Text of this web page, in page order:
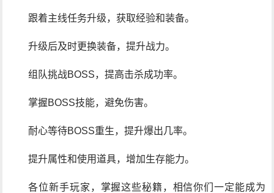
跟着主线任务升级，获取经验和装备。
升级后及时更换装备，提升战力。
组队挑战BOSS，提高击杀成功率。
掌握BOSS技能，避免伤害。
耐心等待BOSS重生，提升爆出几率。
提升属性和使用道具，增加生存能力。
各位新手玩家，掌握这些秘籍，相信你们一定能成为